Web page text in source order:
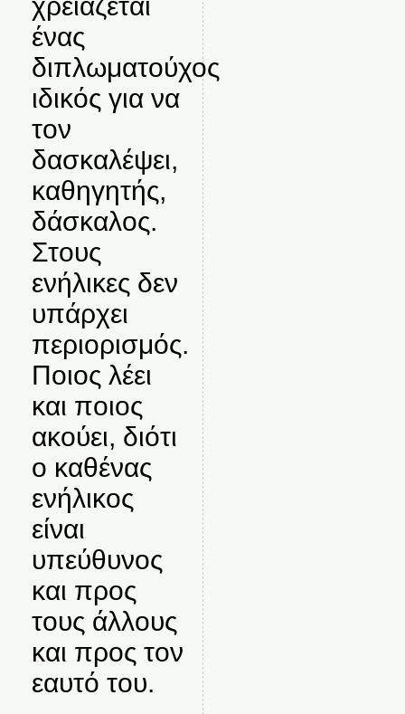
ένας
διπλωματούχος
ιδικός για να
τον
δασκαλέψει,
καθηγητής,
δάσκαλος.
Στους
ενήλικες δεν
υπάρχει
περιορισμός.
Ποιος λέει
και ποιος
ακούει, διότι
ο καθένας
ενήλικος
είναι
υπεύθυνος
και προς
τους άλλους
και προς τον
εαυτό του.